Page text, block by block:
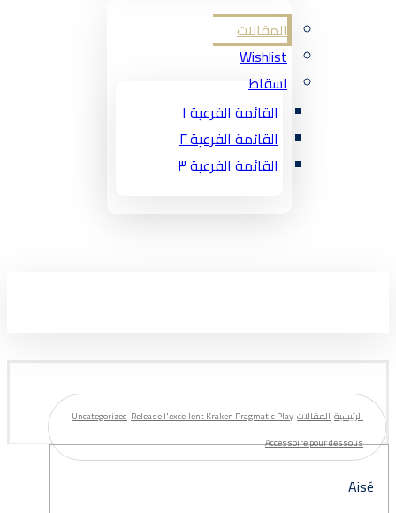
المقالات
Wishlist
اسقاط
القائمة الفرعية ١
القائمة الفرعية ٢
القائمة الفرعية ٣
الرئيسية المقالات Uncategorized Release l'excellent Kraken Pragmatic Play
Accessoire pour dessous
Aisé